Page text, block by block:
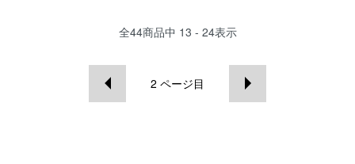
全44商品中 13 - 24表示
2 ページ目